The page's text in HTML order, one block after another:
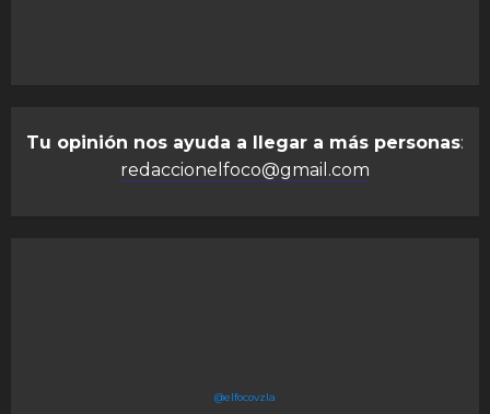
Tu opinión nos ayuda a llegar a más personas:
redaccionelfoco@gmail.com
@elfocovzla